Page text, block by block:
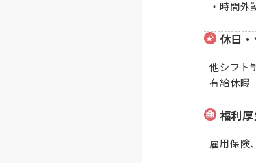
・時間外
休日・
他シフト制
有給休暇
福利厚
雇用保険